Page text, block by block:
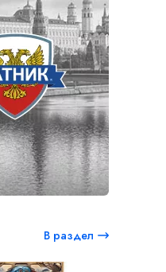
В раздел